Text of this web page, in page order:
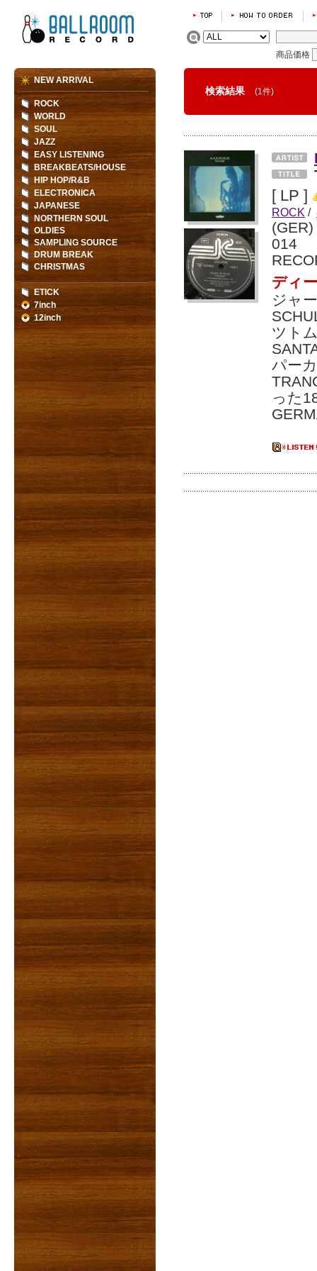
商品価格
検索結果 (1件)
[ LP ]
ROCK /
(GER)
014
ディ
ジャ
ツト
パー
った
NEW ARRIVAL
ROCK
WORLD
SOUL
JAZZ
EASY LISTENING
BREAKBEATS/HOUSE
HIP HOP/R&B
ELECTRONICA
JAPANESE
NORTHERN SOUL
OLDIES
SAMPLING SOURCE
DRUM BREAK
CHRISTMAS
ETICK
7inch
12inch